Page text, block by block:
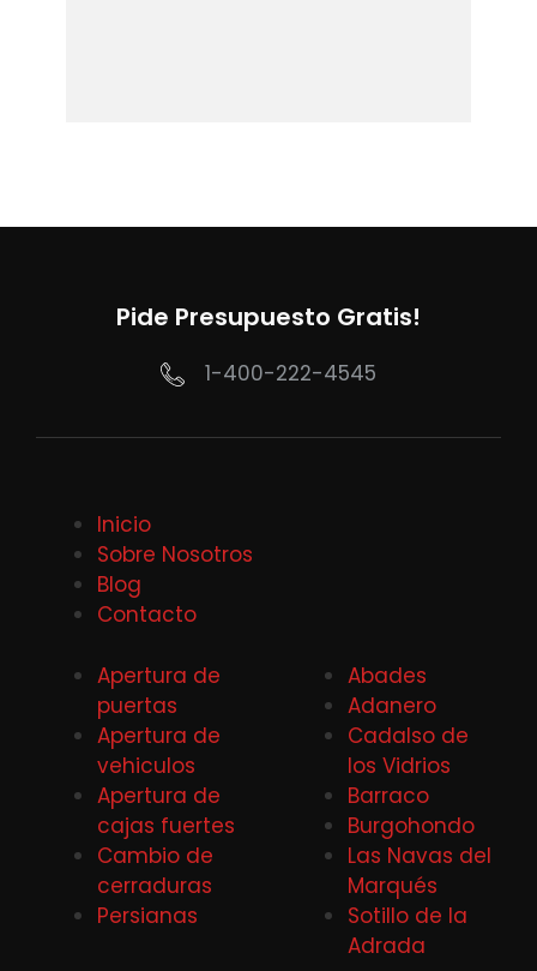
Pide Presupuesto Gratis!
1-400-222-4545
Inicio
Sobre Nosotros
Blog
Contacto
Apertura de
puertas
Apertura de
vehiculos
Apertura de
cajas fuertes
Cambio de
cerraduras
Persianas
Abades
Adanero
Cadalso de
los Vidrios
Barraco
Burgohondo
Las Navas del
Marqués
Sotillo de la
Adrada